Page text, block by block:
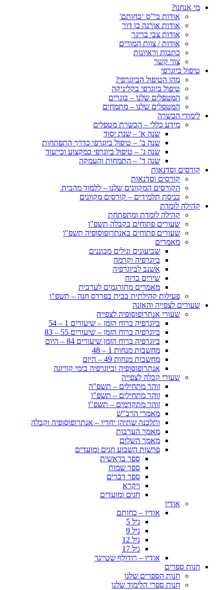
מי אנחנו?
אודות בי”ס ‘כחותם'
אודות אורנה בן דור
אודות צבי בריגר
אודות / צוות המורים
כתבות וראיונות
צור קשר
טיפול ביוגרפי
מהו הטיפול הביוגרפי?
טיפול ביוגרפי בקליניקה
המטפלים שלנו – בוגרים
המטפלים שלנו – מתמחים
לימודי הכשרה
מידע כללי – הכשרת מטפלים
שנה א' – שנת יסוד
שנה ב’ – טיפול ביוגרפי כדרך התפתחות
שנה ג’ – טיפול ביוגרפי כמקצוע וכייעוד
שנה ד’ – התמחות והעמקה
קורסים וסדנאות
קורסים וסדנאות
הקורסים המקוונים שלנו – ללמוד מהבית
כניסת תלמידים – קורסים מקוונים
קהילה לומדת
קהילה לומדת ומתפתחת
שעורים פתוחים בקבלה תשפ"ו
שעורים פתוחים באנתרופוסופיה תשפ"ו
מאמרים
שביעונים וגילים מכוננים
ביוגרפיה וקרמה
אשנב לביוגרפיה
שירים ברוח
מאמרים מתורגמים לערבית
פעילות קהילתית בבית בפרדס חנה – תשפ"ו
שעורים לצפייה והאזנה
שעורי אנתרופוסופיה לצפייה
ביוגרפיה ברוח הזמן – שיעורים 1 – 54
ביוגרפיה ברוח הזמן – שיעורים 55 – 83
ביוגרפיה ברוח הזמן שיעורים 84 – היום
מחשבות מנחות 1 – 48
מחשבות מנחות 49 – היום
אנתרופוסופיה וביוגרפיה בימי קורונה
שעורי קבלה לצפייה
זוהר מתחילים – תשפ"ה
זוהר מתחילים – תשפ"ו
זוהר מתקדמים – תשפ"ו
מאמרי הרב"ש
ותלכנה שתיהן יחדיו – אנתרופוסופיה וקבלה
מאמר הערבות
מאמר השלום
פרשות השבוע חגים ומועדים
ספר בראשית
ספר שמות
ספר דברים
ויקרא
חגים ומועדים
אודיו
אודיו – כחותם
גיל 5
גיל 9
גיל 12
גיל 17
אודיו – רודולף שטיינר
חנות ספרים
חנות הספרים שלנו
חנות ספרי הלימוד שלנו